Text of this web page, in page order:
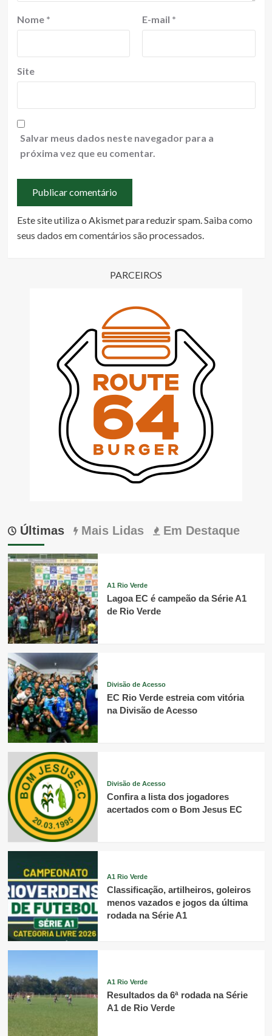
Nome * E-mail *
Site
Salvar meus dados neste navegador para a
próxima vez que eu comentar.
Este site utiliza o Akismet para reduzir spam. Saiba como
seus dados em comentários são processados
PARCEIROS
Últimas Mais Lidas Em Destaque
A1 Rio Verde
Lagoa EC é campeão da Série A1
de Rio Verde
Divisão de Acesso
EC Rio Verde estreia com vitória
na Divisão de Acesso
Divisão de Acesso
Confira a lista dos jogadores
acertados com o Bom Jesus EC
A1 Rio Verde
Classificação, artilheiros, goleiros
menos vazados e jogos da última
rodada na Série A1
A1 Rio Verde
Resultados da 6ª rodada na Série
A1 de Rio Verde